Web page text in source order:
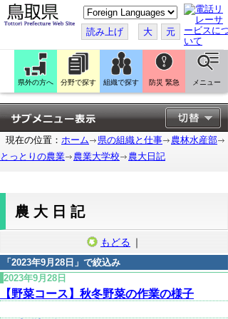
こ
の
ペ
ー
ジ
翻
訳
す
る
読み上げ 大 元
県外の方へ 分野で探す 組織で探す 防災 緊急 メニュー
現在の位置： ホーム 県の組織と仕事
農林水産部
とっとりの農業
農業大学校 農大日記
農大日記
もどる ｜
「 2023年9月28日 」で絞込み
2023年9月28日
【野菜コース】秋冬野菜の作業の様子